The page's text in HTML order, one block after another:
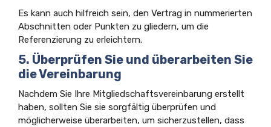
Es kann auch hilfreich sein, den Vertrag in nummerierten
Abschnitten oder Punkten zu gliedern, um die
Referenzierung zu erleichtern.
5. Überprüfen Sie und überarbeiten Sie
die Vereinbarung
Nachdem Sie Ihre Mitgliedschaftsvereinbarung erstellt
haben, sollten Sie sie sorgfältig überprüfen und
möglicherweise überarbeiten, um sicherzustellen, dass